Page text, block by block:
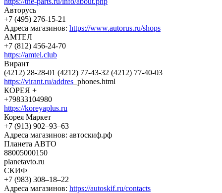
Авторусь
+7 (495) 276-15-21
Адреса магазинов: https://www.autorus.ru/shops
АМТЕЛ
+7 (812) 456-24-70
https://amtel.club
Вирант
(4212) 28-28-01 (4212) 77-43-32 (4212) 77-40-03
https://virant.ru/addres _phones.html
КОРЕЯ +
+79833104980
https://koreyaplus.ru
Корея Маркет
+7 (913) 902‒93‒63
Адреса магазинов: автоскиф.рф
Планета АВТО
88005000150
planetavto.ru
СКИФ
+7 (983) 308‒18‒22
Адреса магазинов: https://autoskif.ru/contacts